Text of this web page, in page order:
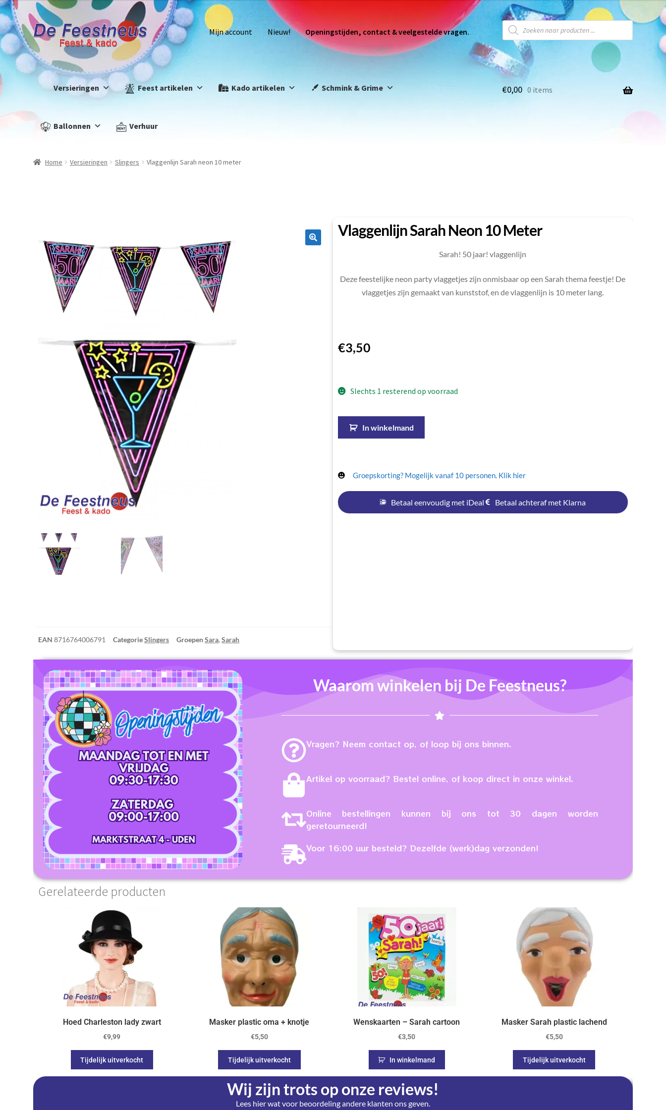
Mijn account Nieuw! Openingstijden, contact & veelgestelde vragen.
Versieringen Feest artikelen Kado artikelen Schmink & Grime
Ballonnen Verhuur
€0,00 0 items
Home Versieringen Slingers Vlaggenlijn Sarah neon 10 meter
EAN8716764006791 CategorieSlingers GroepenSara,Sarah
Vlaggenlijn Sarah Neon 10 Meter
Sarah! 50 jaar! vlaggenlijn
Deze feestelijke neon party vlaggetjes zijn onmisbaar op een Sarah thema feestje! De
vlaggetjes zijn gemaakt van kunststof, en de vlaggenlijn is 10 meter lang.
€3,50
Slechts 1 resterend op voorraad
In winkelmand
Groepskorting? Mogelijk vanaf 10 personen. Klik hier
Betaal eenvoudig met iDeal Betaal achteraf met Klarna
Waarom winkelen bij De Feestneus?
Vragen? Neem contact op, of loop bij ons binnen.
Artikel op voorraad? Bestel online, of koop direct in onze winkel.
Online bestellingen kunnen bij ons tot 30 dagen worden
geretourneerd!
Voor 16:00 uur besteld? Dezelfde (werk)dag verzonden!
Gerelateerde producten
Hoed Charleston lady zwart
€9,99
Tijdelijk uitverkocht
Masker plastic oma + knotje
€5,50
Tijdelijk uitverkocht
Wenskaarten – Sarah cartoon
€3,50
In winkelmand
Masker Sarah plastic lachend
€5,50
Tijdelijk uitverkocht
Wij zijn trots op onze reviews!
Lees hier wat voor beoordeling andere klanten ons geven.